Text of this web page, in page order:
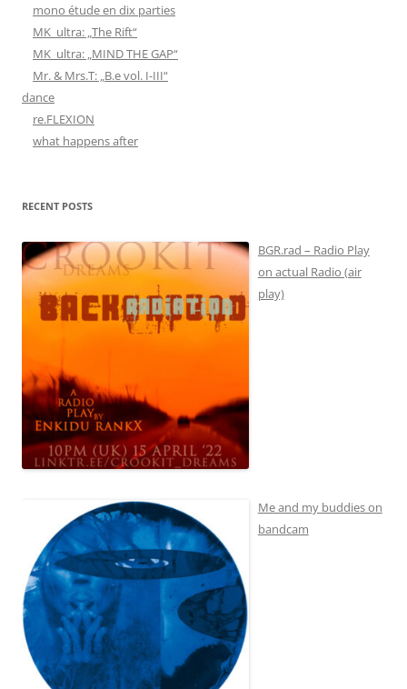
mono étude en dix parties
MK_ultra: „The Rift“
MK_ultra: „MIND THE GAP“
Mr. & Mrs.T: „B.e vol. I-III“
dance
re.FLEXION
what happens after
RECENT POSTS
BGR.rad – Radio Play
on actual Radio (air
play)
Me and my buddies on
bandcam